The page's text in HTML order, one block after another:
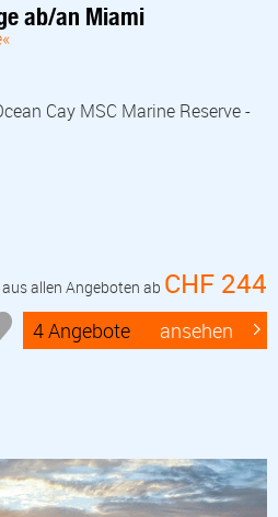
ab/an Miami
Cay MSC Marine Reserve -
allen Angeboten ab CHF 244
4 Angebote ansehen